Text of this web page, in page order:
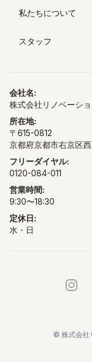
私たちについて
スタッフ
会社名:
株式会社リノベーシ
所在地:
〒615-0812
京都府京都市右京区
フリーダイヤル:
0120-084-011
営業時間:
9:30〜18:30
定休日:
水・日
© 株式会社